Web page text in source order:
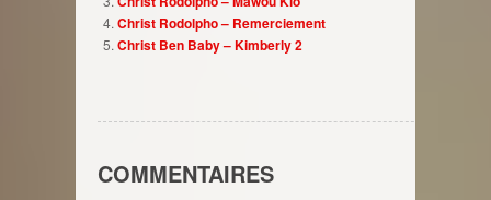
Christ Rodolpho – Remerciement
Christ Ben Baby – Kimberly 2
COMMENTAIRES